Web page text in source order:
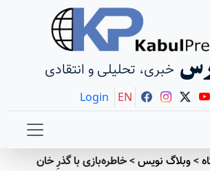
خبری، تحلیلی و انتقادی
Login EN
>وبلاگ نویس>خاطره‌بازی با گذرِ خان